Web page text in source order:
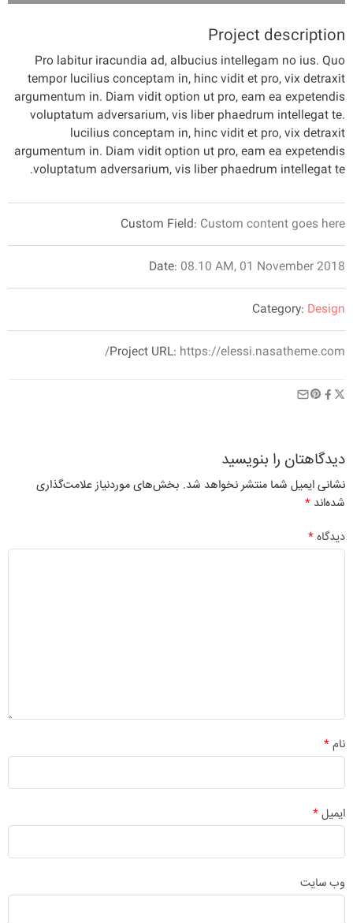
Project description
Pro labitur iracundia ad, albucius intellegam no ius. Quo
tempor lucilius conceptam in, hinc vidit et pro, vix detraxit
argumentum in. Diam vidit option ut pro, eam ea expetendis
voluptatum adversarium, vis liber phaedrum intellegat te.
lucilius conceptam in, hinc vidit et pro, vix detraxit
argumentum in. Diam vidit option ut pro, eam ea expetendis
voluptatum adversarium, vis liber phaedrum intellegat te.
Custom Field: Custom content goes here
Date: 08.10 AM, 01 November 2018
Category: Design
Project URL: https://elessi.nasatheme.com/
دیدگاهتان را بنویسید
نشانی ایمیل شما منتشر نخواهد شد. بخش‌های موردنیاز علامت‌گذاری
شده‌اند *
دیدگاه*
نام*
ایمیل*
وب‌ سایت